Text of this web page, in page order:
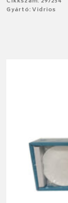
Gyártó: Vidrios